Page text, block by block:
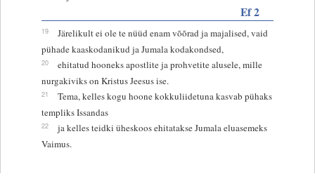
Ef 2
19
Järelikult ei ole te nüüd enam võõrad ja majalised, vaid
pühade kaaskodanikud ja Jumala kodakondsed,
20
ehitatud hooneks apostlite ja prohvetite alusele, mille
nurgakiviks on Kristus Jeesus ise.
21
Tema, kelles kogu hoone kokkuliidetuna kasvab pühaks
templiks Issandas
22
ja kelles teidki üheskoos ehitatakse Jumala eluasemeks
Vaimus.